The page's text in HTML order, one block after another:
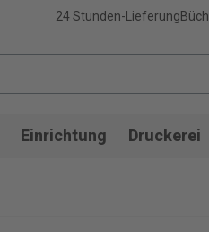
24 Stunden-Lieferung
Einrichtung Druckerei